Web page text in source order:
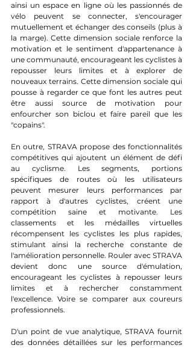
ainsi un espace en ligne où les passionnés de
vélo peuvent se connecter, s'encourager
mutuellement et échanger des conseils (plus à
la marge). Cette dimension sociale renforce la
motivation et le sentiment d'appartenance à
une communauté, encourageant les cyclistes à
repousser leurs limites et à explorer de
nouveaux terrains. Cette dimension sociale qui
pousse à regarder ce que font les autres peut
être aussi source de motivation pour
enfourcher son biclou et faire pareil que les
"copains".
En outre, STRAVA propose des fonctionnalités
compétitives qui ajoutent un élément de défi
au cyclisme. Les segments, portions
spécifiques de routes où les utilisateurs
peuvent mesurer leurs performances par
rapport à d'autres cyclistes, créent une
compétition saine et motivante. Les
classements et les médailles virtuelles
récompensent les cyclistes les plus rapides,
stimulant ainsi la recherche constante de
l'amélioration personnelle. Rouler avec STRAVA
devient donc une source d'émulation,
encourageant les cyclistes à repousser leurs
limites et à rechercher constamment
l'excellence. Voire se comparer aux coureurs
professionnels.
D'un point de vue analytique, STRAVA fournit
des données détaillées sur les performances